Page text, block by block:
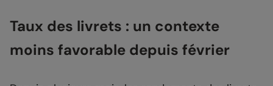
Taux des livrets : un contexte
moins favorable depuis février